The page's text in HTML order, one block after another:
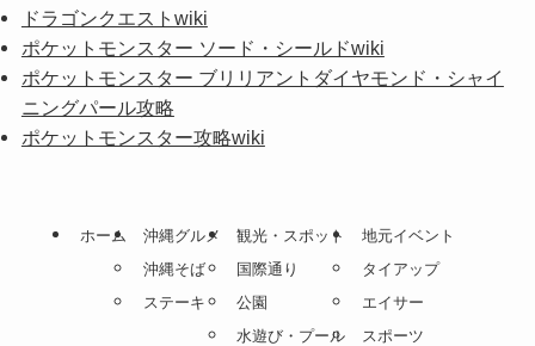
ドラゴンクエストwiki
ポケットモンスター ソード・シールドwiki
ポケットモンスター ブリリアントダイヤモンド・シャイ
ニングパール攻略
ポケットモンスター攻略wiki
ホーム
沖縄グルメ
沖縄そば
ステーキ
観光・スポット
国際通り
公園
水遊び・プール
地元イベント
タイアップ
エイサー
スポーツ